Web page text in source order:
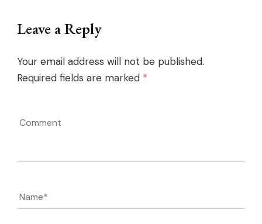
Leave a Reply
Your email address will not be published.
Required fields are marked *
Name*